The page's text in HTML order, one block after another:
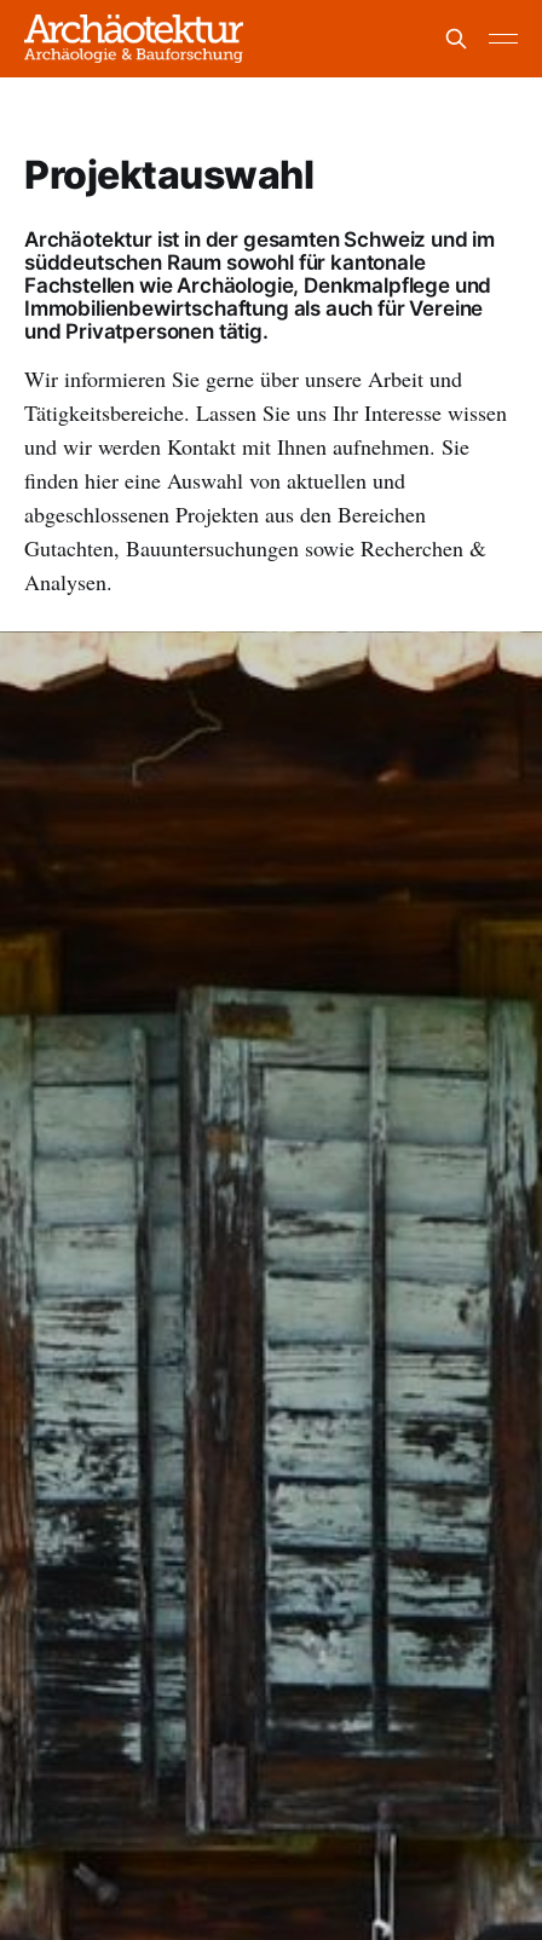
Projektauswahl
Archäotektur ist in der gesamten Schweiz und im
süddeutschen Raum sowohl für kantonale
Fachstellen wie Archäologie, Denkmalpflege und
Immobilienbewirtschaftung als auch für Vereine
und Privatpersonen tätig.
Wir informieren Sie gerne über unsere Arbeit und
Tätigkeitsbereiche. Lassen Sie uns Ihr Interesse wissen
und wir werden Kontakt mit Ihnen aufnehmen. Sie
finden hier eine Auswahl von aktuellen und
abgeschlossenen Projekten aus den Bereichen
Gutachten, Bauuntersuchungen sowie Recherchen &
Analysen.